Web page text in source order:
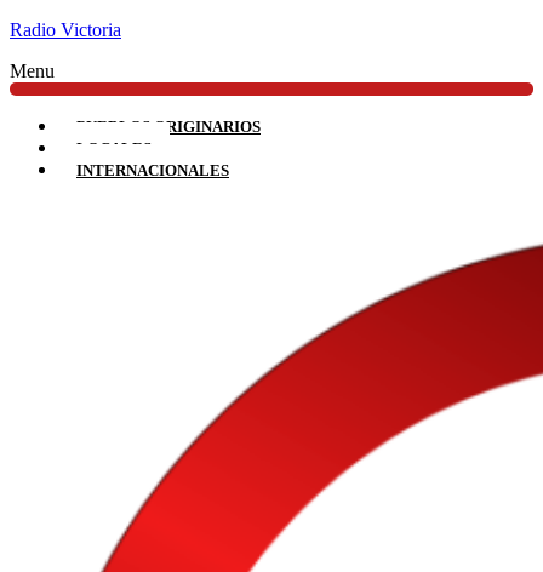
Radio Victoria
Menu
PUEBLOS ORIGINARIOS
LOCALES
INTERNACIONALES